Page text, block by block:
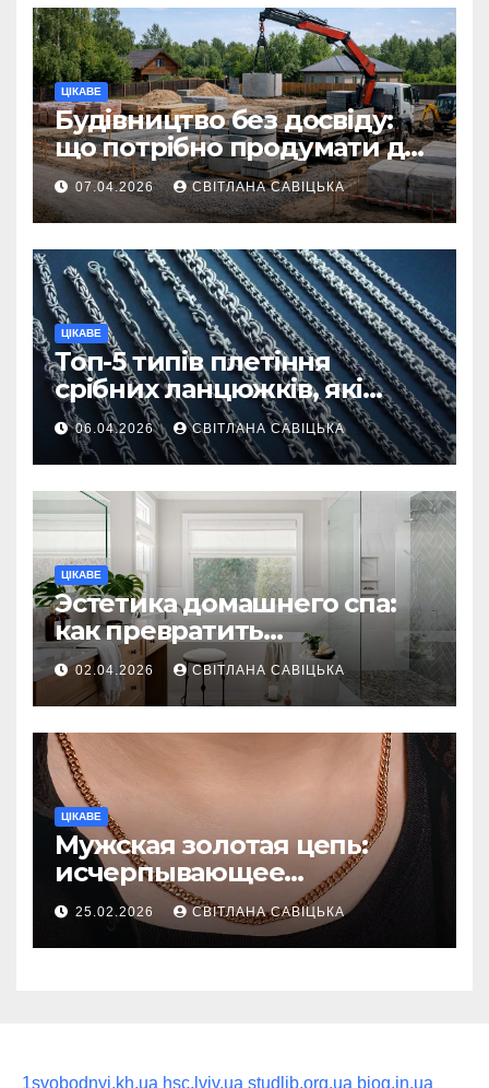
ЦІКАВЕ
Будівництво без досвіду:
що потрібно продумати до
першої доставки на
ділянку
07.04.2026 СВІТЛАНА САВІЦЬКА
ЦІКАВЕ
Топ-5 типів плетіння
срібних ланцюжків, які
вважаються
найнадійнішими
06.04.2026 СВІТЛАНА САВІЦЬКА
ЦІКАВЕ
Эстетика домашнего спа:
как превратить
ежедневную гигиену в
восстанавливающий
ритуал
02.04.2026 СВІТЛАНА САВІЦЬКА
ЦІКАВЕ
Мужская золотая цепь:
исчерпывающее
руководство по выбору
статусного украшения
25.02.2026 СВІТЛАНА САВІЦЬКА
1svobodnyi.kh.ua hsc.lviv.ua studlib.org.ua biog.in.ua